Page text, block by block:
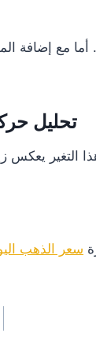
تحليل
سعر الذهب